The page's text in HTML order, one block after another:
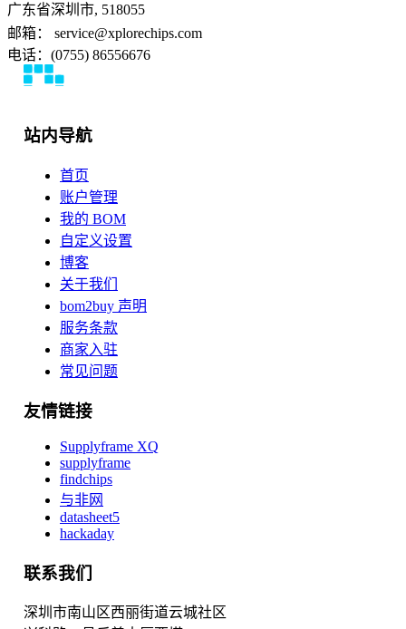
广东省深圳市, 518055
邮箱： service@xplorechips.com
电话：(0755) 86556676
站内导航
首页
账户管理
我的 BOM
自定义设置
博客
关于我们
bom2buy 声明
服务条款
商家入驻
常见问题
友情链接
Supplyframe XQ
supplyframe
findchips
与非网
datasheet5
hackaday
联系我们
深圳市南山区西丽街道云城社区